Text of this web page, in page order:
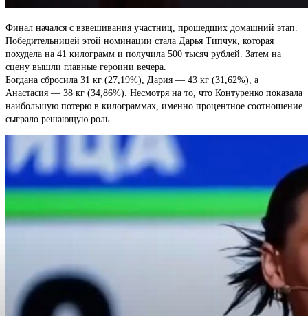
Финал начался с взвешивания участниц, прошедших домашний этап.
Победительницей этой номинации стала Дарья Типчук, которая
похудела на 41 килограмм и получила 500 тысяч рублей. Затем на
сцену вышли главные героини вечера.
Богдана сбросила 31 кг (27,19%), Дария — 43 кг (31,62%), а
Анастасия — 38 кг (34,86%). Несмотря на то, что Контуренко показала
наибольшую потерю в килограммах, именно процентное соотношение
сыграло решающую роль.